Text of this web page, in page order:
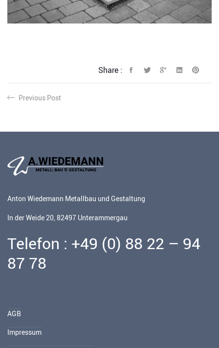
Share :
Previous Post
Anton Wiedemann Metallbau und Gestaltung
In der Weide 20, 82497 Unterammergau
Telefon : +49 (0) 88 22 – 94
87 78
AGB
Impressum